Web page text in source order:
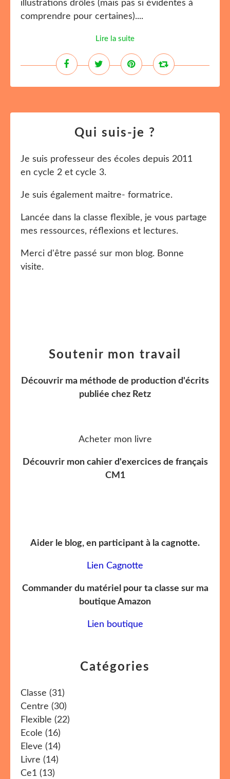
illustrations drôles (mais pas si évidentes à
comprendre pour certaines)....
Lire la suite
Catégories
Classe (31)
Centre (30)
Flexible (22)
Ecole (16)
Eleve (14)
Livre (14)
Ce1 (13)
Qui suis-je ?
Je suis professeur des écoles depuis 2011
en cycle 2 et cycle 3.
Je suis également maitre- formatrice.
Lancée dans la classe flexible, je vous partage
mes ressources, réflexions et lectures.
Merci d'être passé sur mon blog. Bonne
visite.
Soutenir mon travail
Découvrir ma méthode de production d'écrits
publiée chez Retz
Acheter mon livre
Découvrir mon cahier d'exercices de français
CM1
Aider le blog, en participant à la cagnotte.
Lien Cagnotte
Commander du matériel pour ta classe sur ma
boutique Amazon
Lien boutique